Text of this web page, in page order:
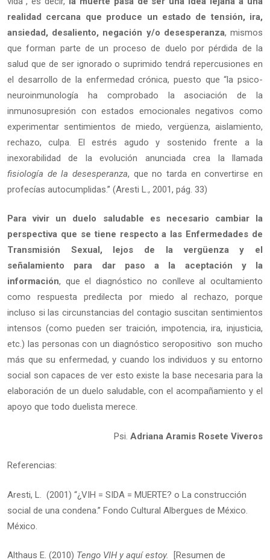
realidad cercana que produce un estado de tensión, ira,
ansiedad, desaliento, negación y/o desesperanza, mismos
que forman parte de un proceso de duelo por pérdida de la
salud que de ser ignorado o suprimido tendrá repercusiones en
el desarrollo de la enfermedad crónica, puesto que “la psico-
neuroinmunología ha comprobado la asociación de la
inmunosupresión con estados emocionales negativos como
experimentar sentimientos de miedo, vergüenza, aislamiento,
rechazo, culpa. El estrés agudo y sostenido frente a la
inexorabilidad de la evolución anunciada crea la llamada
fisiología de la desesperanza, que no tarda en convertirse en
profecías autocumplidas.” (Aresti L., 2001, pág. 33)
Para vivir un duelo saludable es necesario cambiar la
perspectiva que se tiene respecto a las Enfermedades de
Transmisión Sexual, lejos de la vergüenza y el
señalamiento para dar paso a la aceptación y la
información, que el diagnóstico no conlleve al ocultamiento
como respuesta predilecta por miedo al rechazo, porque
incluso si las circunstancias del contagio suscitan sentimientos
intensos (como pueden ser traición, impotencia, ira, injusticia,
etc.) las personas con un diagnóstico seropositivo son mucho
más que su enfermedad, y cuando los individuos y su entorno
social son capaces de ver esto existe la base necesaria para la
elaboración de un duelo saludable, con el acompañamiento y el
apoyo que todo duelista merece.
Psi. Adriana Aramis Rosete Viveros
Referencias:
Aresti, L. (2001) “¿VIH = SIDA = MUERTE? o La construcción
social de una condena.” Fondo Cultural Albergues de México.
México.
Althaus E. (2010) Tengo VIH y aquí estoy.
[Resumen de